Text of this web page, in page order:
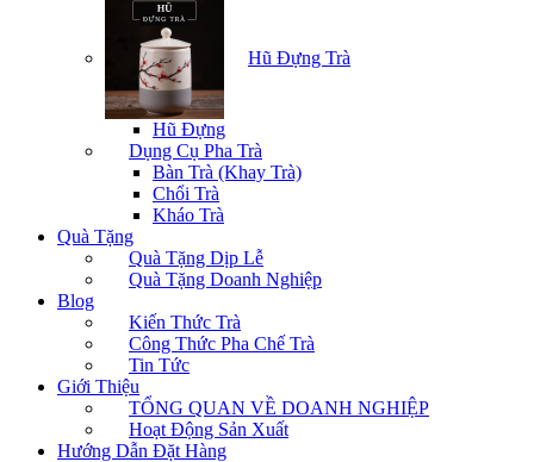
Hũ Đựng Trà
Hũ Đựng
Dụng Cụ Pha Trà
Bàn Trà (Khay Trà)
Chổi Trà
Kháo Trà
Quà Tặng
Quà Tặng Dịp Lễ
Quà Tặng Doanh Nghiệp
Blog
Kiến Thức Trà
Công Thức Pha Chế Trà
Tin Tức
Giới Thiệu
TỔNG QUAN VỀ DOANH NGHIỆP
Hoạt Động Sản Xuất
Hướng Dẫn Đặt Hàng